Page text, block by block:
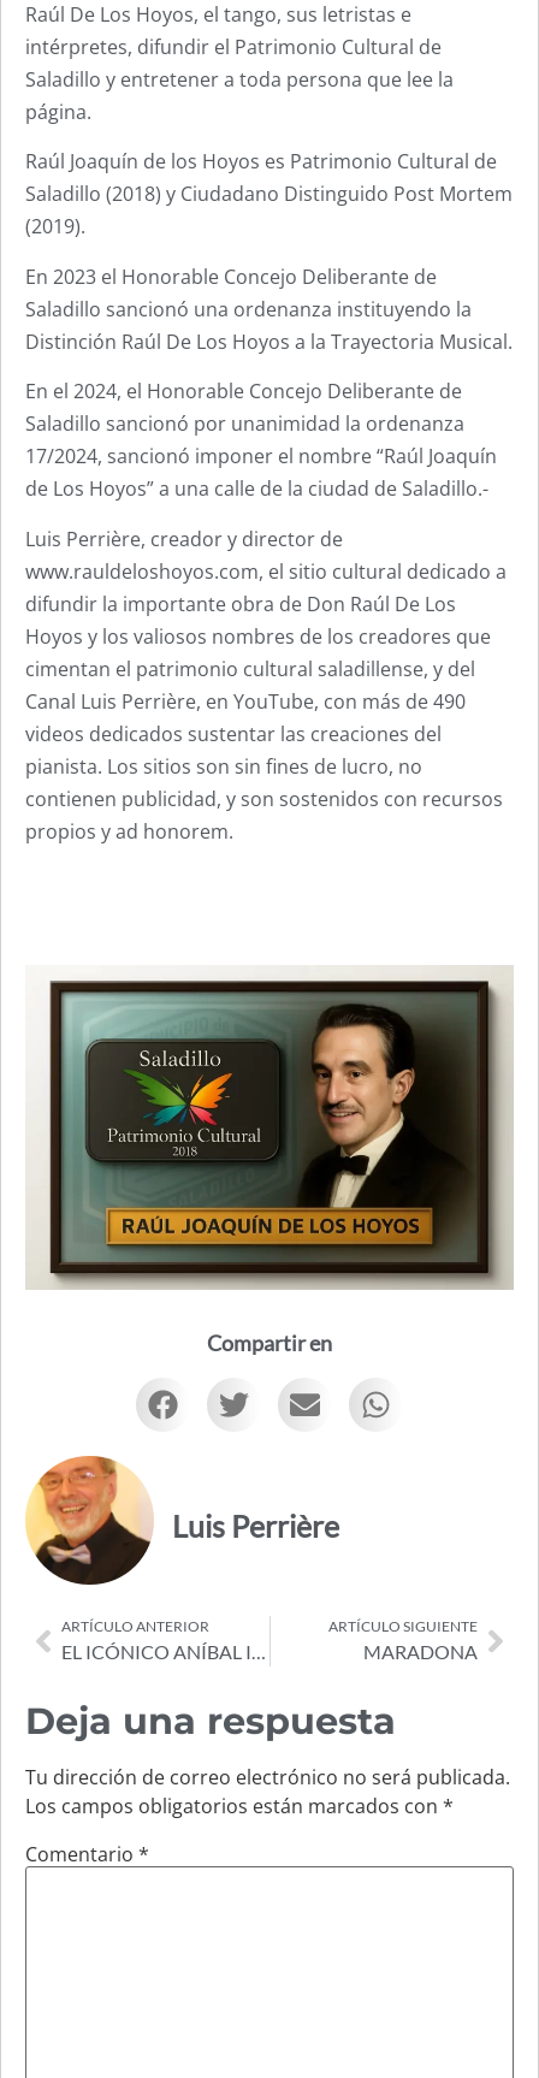
Raúl De Los Hoyos, el tango, sus letristas e
intérpretes, difundir el Patrimonio Cultural de
Saladillo y entretener a toda persona que lee la
página.
Raúl Joaquín de los Hoyos es Patrimonio Cultural de
Saladillo (2018) y Ciudadano Distinguido Post Mortem
(2019).
En 2023 el Honorable Concejo Deliberante de
Saladillo sancionó una ordenanza instituyendo la
Distinción Raúl De Los Hoyos a la Trayectoria Musical.
En el 2024, el Honorable Concejo Deliberante de
Saladillo sancionó por unanimidad la ordenanza
17/2024, sancionó imponer el nombre “Raúl Joaquín
de Los Hoyos” a una calle de la ciudad de Saladillo.-
Luis Perrière, creador y director de
www.rauldeloshoyos.com, el sitio cultural dedicado a
difundir la importante obra de Don Raúl De Los
Hoyos y los valiosos nombres de los creadores que
cimentan el patrimonio cultural saladillense, y del
Canal Luis Perrière, en YouTube, con más de 490
videos dedicados sustentar las creaciones del
pianista. Los sitios son sin fines de lucro, no
contienen publicidad, y son sostenidos con recursos
propios y ad honorem.
Compartir en
Luis Perrière
ARTÍCULO ANTERIOR ARTÍCULO SIGUIENTE
MARADONA
Deja una respuesta
Tu dirección de correo electrónico no será publicada.
Los campos obligatorios están marcados con *
Comentario *